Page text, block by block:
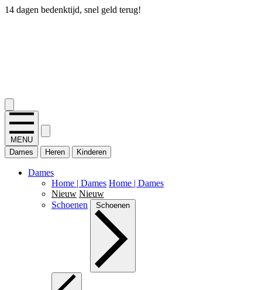
14 dagen bedenktijd, snel geld terug!
MENU
Dames
Heren Kinderen
Dames
Home | Dames Home | Dames
Nieuw Nieuw
Schoenen
Schoenen